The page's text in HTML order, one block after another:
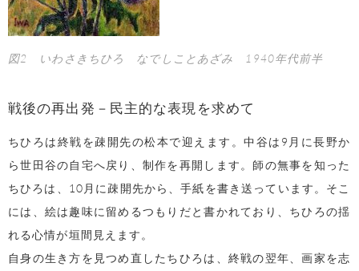
図2 いわさきちひろ なでしことあざみ 1940年代前半
戦後の再出発－民主的な表現を求めて
ちひろは終戦を疎開先の松本で迎えます。中谷は9月に長野か
ら世田谷の自宅へ戻り、制作を再開します。師の無事を知った
ちひろは、10月に疎開先から、手紙を書き送っています。そこ
には、絵は趣味に留めるつもりだと書かれており、ちひろの揺
れる心情が垣間見えます。
自身の生き方を見つめ直したちひろは、終戦の翌年、画家を志